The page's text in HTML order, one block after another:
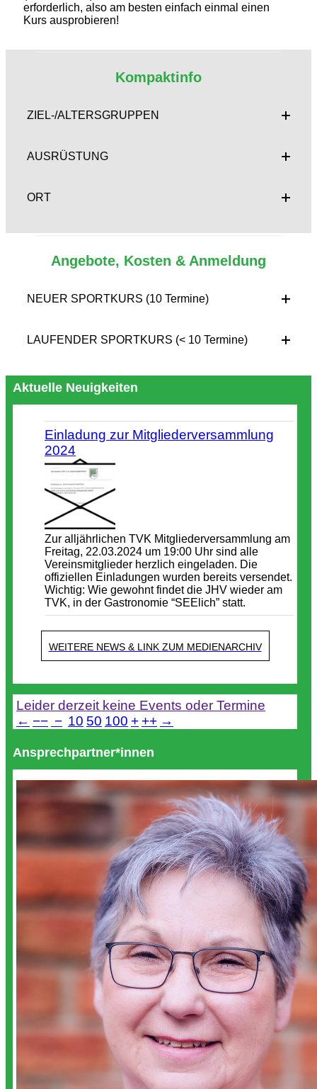
erforderlich, also am besten einfach einmal einen
Kurs ausprobieren!
Kompaktinfo
ZIEL-/ALTERSGRUPPEN
AUSRÜSTUNG
ORT
Angebote, Kosten & Anmeldung
NEUER SPORTKURS (10 Termine)
LAUFENDER SPORTKURS (< 10 Termine)
Aktuelle Neuigkeiten
Einladung zur Mitgliederversammlung
2024
Zur alljährlichen TVK Mitgliederversammlung am
Freitag, 22.03.2024 um 19:00 Uhr sind alle
Vereinsmitglieder herzlich eingeladen. Die
offiziellen Einladungen wurden bereits versendet.
Wichtig: Wie gewohnt findet die JHV wieder am
TVK, in der Gastronomie “SEElich” statt.
WEITERE NEWS & LINK ZUM MEDIENARCHIV
Leider derzeit keine Events oder Termine
← −− − 10 50 100 + ++ →
Ansprechpartner*innen